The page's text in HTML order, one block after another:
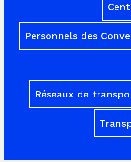
Personnels des
Réseaux de